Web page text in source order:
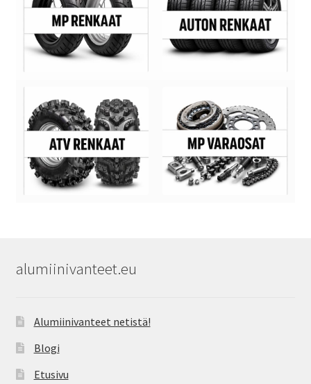
alumiinivanteet.eu
Alumiinivanteet netistä!
Blogi
Etusivu